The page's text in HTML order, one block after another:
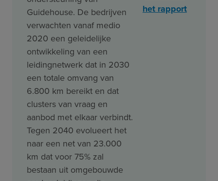
Guidehouse. De bedrijven
verwachten vanaf medio
2020 een geleidelijke
ontwikkeling van een
leidingnetwerk dat in 2030
een totale omvang van
6.800 km bereikt en dat
clusters van vraag en
aanbod met elkaar verbindt.
Tegen 2040 evolueert het
naar een net van 23.000
km dat voor 75% zal
bestaan uit omgebouwde
het rapport